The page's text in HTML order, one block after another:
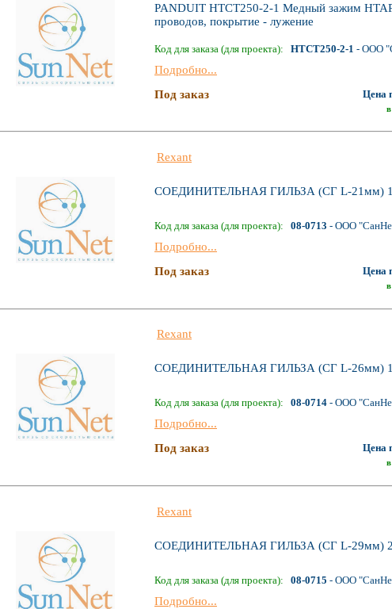
PANDUIT HTCT250-2-1 Медный зажим HTAP
проводов, покрытие - лужение
Код для заказа (для проекта): HTCT250-2-1 - ООО
Подробно...
Под заказ
Цена
Rexant
СОЕДИНИТЕЛЬНАЯ ГИЛЬЗА (СГ L-21мм)
Код для заказа (для проекта): 08-0713 - ООО
Подробно...
Под заказ
Цена
Rexant
СОЕДИНИТЕЛЬНАЯ ГИЛЬЗА (СГ L-26мм)
Код для заказа (для проекта): 08-0714 - ООО
Подробно...
Под заказ
Цена
Rexant
СОЕДИНИТЕЛЬНАЯ ГИЛЬЗА (СГ L-29мм)
Код для заказа (для проекта): 08-0715 - ООО
Подробно...